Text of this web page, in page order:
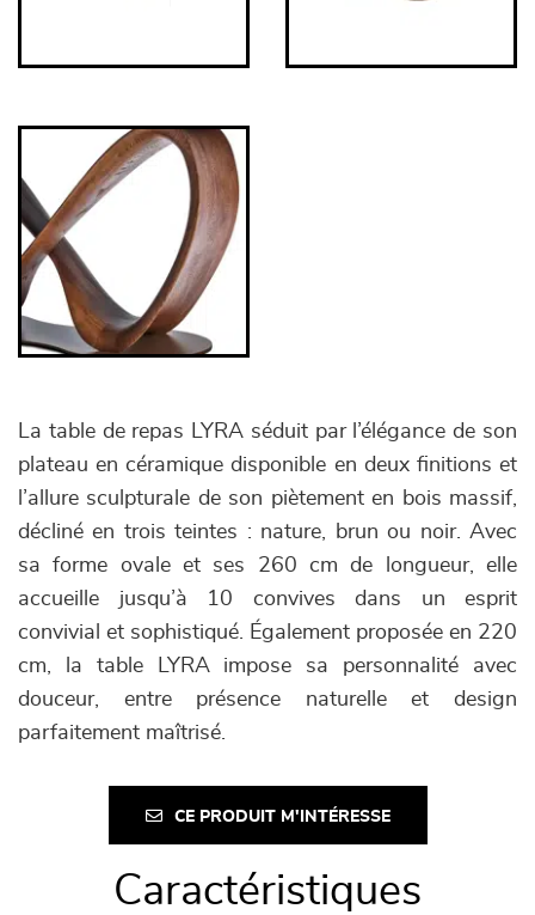
La table de repas LYRA séduit par l’élégance de son
plateau en céramique disponible en deux finitions et
l’allure sculpturale de son piètement en bois massif,
décliné en trois teintes : nature, brun ou noir. Avec
sa forme ovale et ses 260 cm de longueur, elle
accueille jusqu’à 10 convives dans un esprit
convivial et sophistiqué. Également proposée en 220
cm, la table LYRA impose sa personnalité avec
douceur, entre présence naturelle et design
parfaitement maîtrisé.
CE PRODUIT M'INTÉRESSE
Caractéristiques